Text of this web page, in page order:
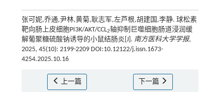
张可妮,乔通,尹林,黄菊,耿志军,左芦根,胡建国,李静. 球松素
靶向肠上皮细胞PI3K/AKT/CCL2轴抑制巨噬细胞肠道浸润缓
解葡聚糖硫酸钠诱导的小鼠结肠炎[J]. 南方医科大学学报,
2025, 45(10): 2199-2209 DOI:10.12122/j.issn.1673-
4254.2025.10.16
上一篇 下一篇